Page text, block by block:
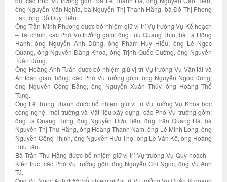
ông Nguyễn Văn Nghĩa, bà Nguyễn Thị Thanh Hằng, bà Đỗ Thị Phong
Lan, ông Đỗ Duy Hiển.
Ông Trần Minh Phương được bổ nhiệm giữ vị trí Vụ trưởng Vụ Kế hoạch
– Tài chính, các Phó Vụ trưởng gồm: ông Lưu Quang Thìn, bà Lã Hồng
Hạnh, ông Nguyễn Anh Dũng, ông Phạm Huy Hiếu, ông Lê Ngọc
Quang, ông Nguyễn Đăng Khoa, ông Trịnh Quốc Cường, ông Nguyễn
Tuấn Dũng.
Ông Hoàng Anh Tuấn được bổ nhiệm giữ vị trí Vụ trưởng Vụ Vận tải và
An toàn giao thông, các Phó Vụ trưởng gồm: ông Nguyễn Ngọc Dũng,
ông Nguyễn Công Bằng, ông Nguyễn Xuân Thủy, ông Hoàng Thế
Tùng.
Ông Lê Trung Thành được bổ nhiệm giữ vị trí Vụ trưởng Vụ Khoa học
công nghệ, môi trường và Vật liệu xây dựng, các Phó Vụ trưởng gồm:
ông Tạ Quang Hưng, ông Nguyễn Hữu Tiến, ông Trần Quang Hà, bà
Nguyễn Thị Thu Hằng, ông Hoàng Thanh Nam, ông Lê Minh Long, ông
Nguyễn Công Thịnh, ông Nguyễn Hữu Thọ, ông Lê Văn Kế, ông Hoàng
Hữu Tân.
Bà Trần Thu Hằng được bổ nhiệm giữ vị trí Vụ trưởng Vụ Quy hoạch –
Kiến trúc, các Phó Vụ trưởng gồm ông Nguyễn Chí Ngọc, ông Vũ Anh
Tú.